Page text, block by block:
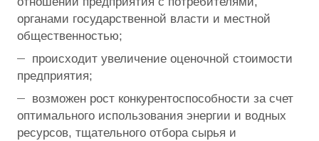
органами государственной власти и местной
общественностью;
происходит увеличение оценочной стоимости
предприятия;
возможен рост конкурентоспособности за счет
оптимального использования энергии и водных
ресурсов, тщательного отбора сырья и